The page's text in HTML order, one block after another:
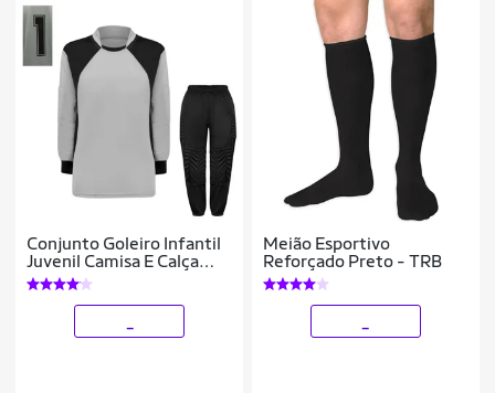
Conjunto Goleiro Infantil
Juvenil Camisa E Calça
Acolchoada Novo Modelo
Meião Esportivo
Reforçado Preto - TRB